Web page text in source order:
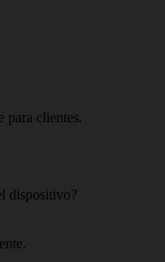
para clientes.
dispositivo?